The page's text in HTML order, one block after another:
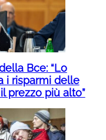
Bce: “Lo
i risparmi delle
prezzo più alto”